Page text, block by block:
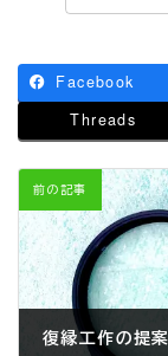
Facebook
Threads
前の記事
復縁工作の提